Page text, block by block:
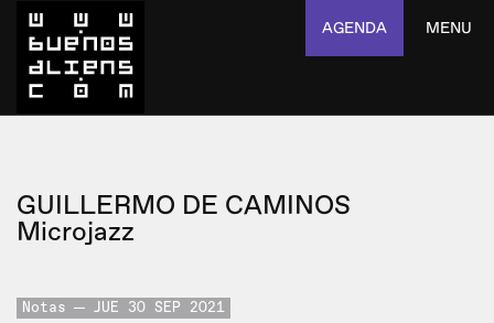
AGENDA MENU
GUILLERMO DE CAMINOS
Microjazz
Notas JUE 30 SEP 2021